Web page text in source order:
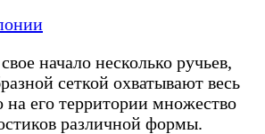
начало несколько ручьев,
сеткой охватывают весь
на его территории множество
различной формы.